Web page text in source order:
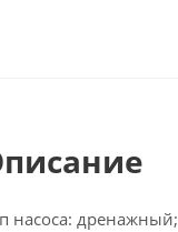
насоса: дренажный;